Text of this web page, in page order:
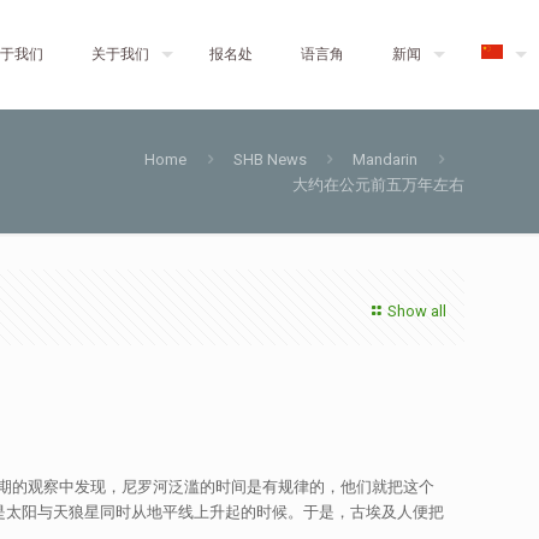
我们 关于我们 报名处 语言角 新闻
Home SHB News
Mandarin
大约在公元前五万年左右
Show all
观察中发现，尼罗河泛滥的时间是有规律的，他们就把这个
阳与天狼星同时从地平线上升起的时候。于是，古埃及人便把